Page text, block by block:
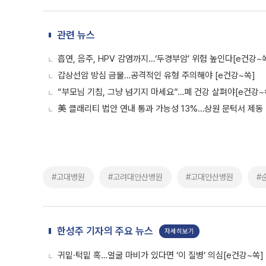
관련 뉴스
흡연, 음주, HPV 감염까지…‘두경부암’ 위험 높인다[e건강~
갑상선암 방심 금물…공격적인 유형 주의해야 [e건강~쏙]
“부모님 기침, 그냥 넘기지 마세요”…폐 건강 살펴야[e건강~
美 클래리티 법안 연내 통과 가능성 13%…상원 문턱서 제동
#고대병원 #고려대안산병원 #고대안산병원 #
한성주 기자의 주요 뉴스 자세히보기
귀밑·턱밑 혹…얼굴 마비가 있다면 ‘이 질병’ 의심[e건강~쏙]